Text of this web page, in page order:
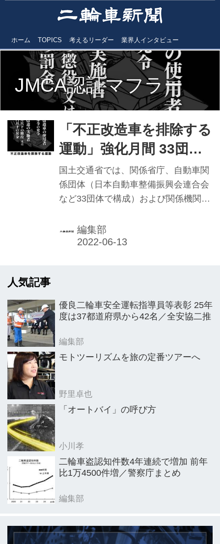
ホーム TOPICS 考えるリーダー 業界人インタビュー
JMCA認証マフラー
「不正改造車を排除する
運動」強化月間 33団
体・5省庁・2機関と連携
国土交通省では、関係省庁、自動車関
係団体（日本自動車整備振興会連合会
など33団体で構成）および関係機関と
事務局は10月）の1カ月を「不正改造
車を排除する運動」強化月間としてス
安全・安心な車社会形成のための徹底
した取り組みを行うとしている。
編集部
人気記事
優良二輪車安全運転指導員等表彰 25年
度は37都道府県から42名／全安協二推
編集部
モトツーリズムを旅の定番ツアーへ
野里卓也
「オートバイ」の呼び方
小川孝
二輪車盗認知件数4年連続で増加 前年
比1万4500件増／警察庁まとめ
編集部